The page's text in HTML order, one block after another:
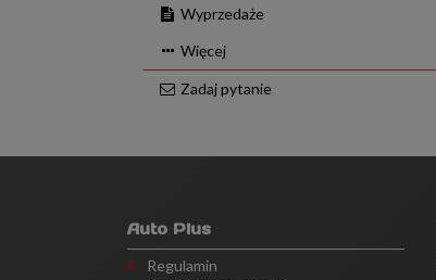
Wyprzedaże
Więcej
Zadaj pytanie
Auto Plus
Regulamin